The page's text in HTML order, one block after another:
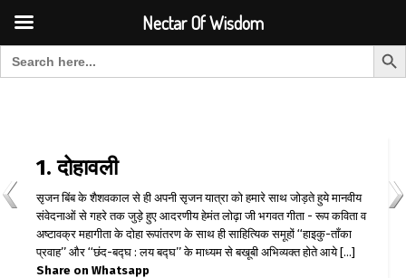
Search for: Search
1. दोहावली
सृजन बिंब के शैशवकाल से ही अपनी सृजन यात्रा को हमारे साथ जोड़ते हुये मानवीय
संवेदनाओं से गहरे तक जुड़े हुए आदरणीय हेमंत लोढ़ा जी भगवत गीता - रूप कविता व
अष्टावक्र महागीता के दोहा रूपांतरण के साथ ही साहित्यिक समूहों ‘‘हाइकु-ताँका
प्रवाह’’ और ‘‘छंद-बद्घ : लय बद्घ’’ के माध्यम से बखूबी अभिव्यक्त होते आये [...]
Share on Whatsapp
Nectar Of Wisdom